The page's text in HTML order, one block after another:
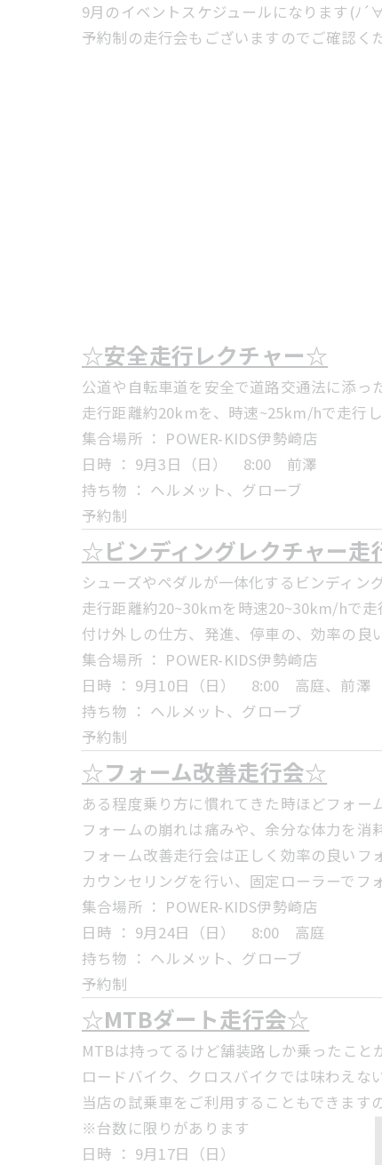
9月のイベントスケジュールになります(ﾉ
予約制の走行会もございますのでご確認く
☆安全走行レクチャー☆
公道や自転車道を安全で道路交通法に添っ
走行距離約20kmを、時速~25km/hで走行
集合場所 ： POWER-KIDS伊勢崎店
日時 ： 9月3日（日） 8:00 前澤
持ち物 ： ヘルメット、グローブ
予約制
☆ビンディングレクチャー
シューズやペダルが一体化するビンディン
走行距離約20~30kmを時速20~30km/hで走
付け外しの仕方、発進、停車の、効率の良
集合場所 ： POWER-KIDS伊勢崎店
日時 ： 9月10日（日） 8:00 高庭、前澤
持ち物 ： ヘルメット、グローブ
予約制
☆フォーム改善走行会☆
ある程度乗り方に慣れてきた時ほどフォー
フォームの崩れは痛みや、余分な体力を消
フォーム改善走行会は正しく効率の良いフ
カウンセリングを行い、固定ローラーでフ
集合場所 ： POWER-KIDS伊勢崎店
日時 ： 9月24日（日） 8:00 高庭
持ち物 ： ヘルメット、グローブ
予約制
☆MTBダート走行会☆
MTBは持ってるけど舗装路しか乗ったこと
ロードバイク、クロスバイクでは味わえな
当店の試乗車をご利用することもできます
※台数に限りがあります
日時 ： 9月17日（日）